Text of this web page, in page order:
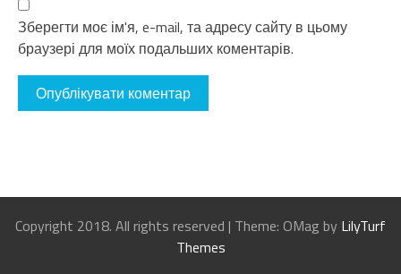
Зберегти моє ім'я, e-mail, та адресу сайту в цьому
браузері для моїх подальших коментарів.
Copyright 2018. All rights reserved | Theme: OMag by LilyTurf
Themes